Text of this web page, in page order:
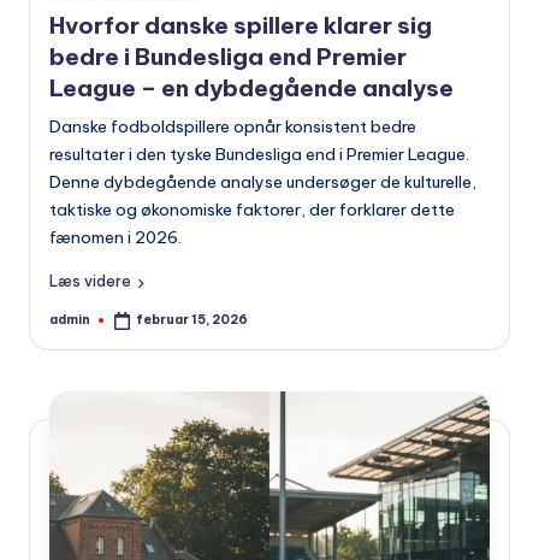
Hvorfor danske spillere klarer sig
bedre i Bundesliga end Premier
League – en dybdegående analyse
Danske fodboldspillere opnår konsistent bedre
resultater i den tyske Bundesliga end i Premier League.
Denne dybdegående analyse undersøger de kulturelle,
taktiske og økonomiske faktorer, der forklarer dette
fænomen i 2026.
Læs videre
Indsendt
admin februar 15, 2026